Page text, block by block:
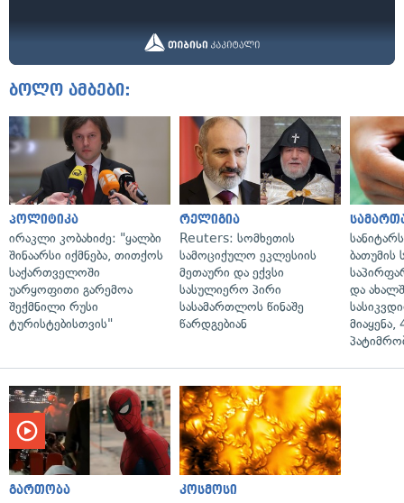
ბოლო ამბები:
პოლიტიკა
ირაკლი კობახიძე: "ყალბი
შინაარსი იქმნება, თითქოს
საქართველოში
უარყოფითი გარემოა
შექმნილი რუსი
ტურისტებისთვის"
რელიგია
Reuters: სომხეთის
სამოციქულო ეკლესიის
მეთაური და ექვსი
სასულიერო პირი
სასამართლოს წინაშე
წარდგებიან
ბათუმის
და
გართობა კოსმოსი